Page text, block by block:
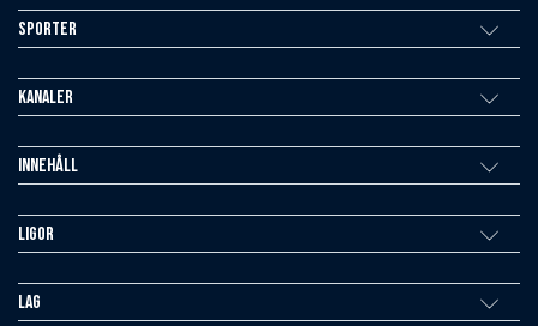
Sporter
Kanaler
Innehåll
Ligor
Lag